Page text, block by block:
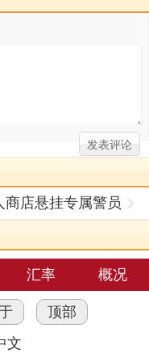
店悬挂专属警员
汇率 概况
顶部
文